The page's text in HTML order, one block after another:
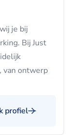
je bij
Bij Just
van ontwerp
profiel